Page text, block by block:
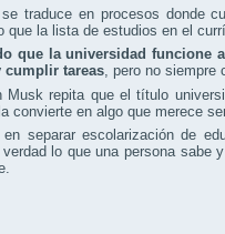
traduce en procesos donde
que la lista de estudios en el
que la universidad funcione
cumplir tareas, pero no siempre
Musk repita que el título
convierte en algo que merece
separar escolarización de
lo que una persona sabe